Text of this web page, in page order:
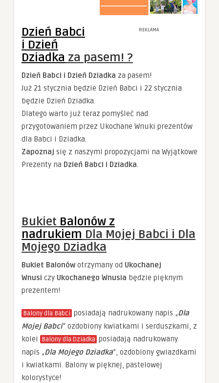
REKLAMA
Dzień Babci
i Dzień
Dziadka za pasem! ?
Dzień Babci i Dzień Dziadka za pasem!
Już 21 stycznia będzie Dzień Babci i 22 stycznia
będzie Dzień Dziadka.
Dlatego warto już teraz pomyśleć nad
przygotowaniem przez Ukochane Wnuki prezentów
dla Babci i Dziadka.
Zapoznaj się z naszymi propozycjami na Wyjątkowe
Prezenty na Dzień Babci i Dziadka.
Bukiet Balonów z
nadrukiem Dla Mojej Babci i Dla
Mojego Dziadka
Bukiet Balonów otrzymany od Ukochanej
Wnusi czy Ukochanego Wnusia będzie pięknym
prezentem!
Balony dla Babci posiadają nadrukowany napis „Dla
Mojej Babci” ozdobiony kwiatkami i serduszkami, z
kolei
Balony dla Dziadka posiadają nadrukowany
napis „Dla Mojego Dziadka”, ozdobiony gwiazdkami
i kwiatkami. Balony w pięknej, pastelowej
kolorystyce!